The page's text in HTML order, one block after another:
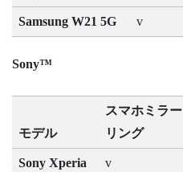
Samsung W21 5G v
Sony™
モデル
スマホミラー
リング
Sony Xperia
v